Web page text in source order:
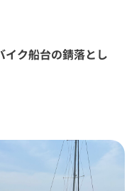
ク船台の錆落とし